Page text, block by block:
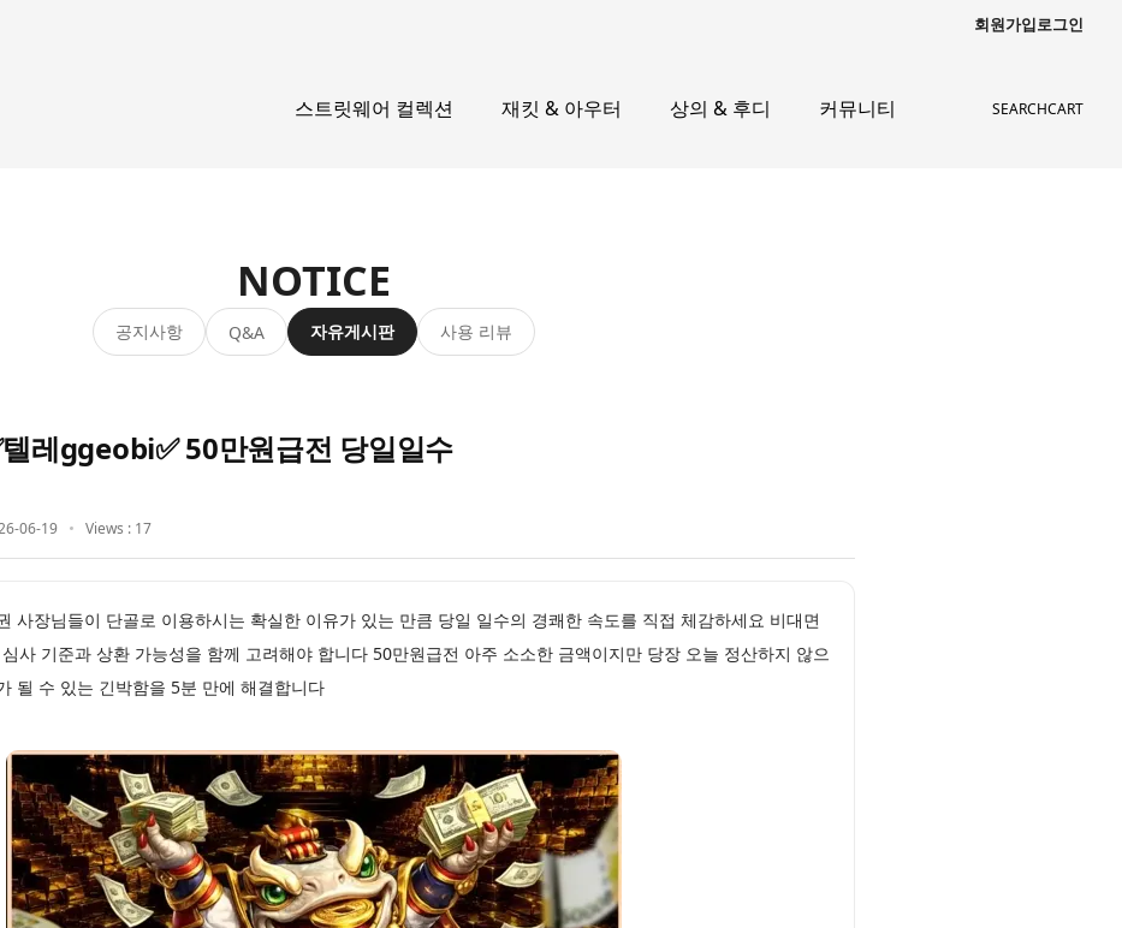
회원가입로그인
스트릿웨어 컬렉션 재킷 & 아우터 상의 & 후디 커뮤니티 SEARCHCART
NOTICE
공지사항 Q&A 자유게시판 사용 리뷰
레ggeobi✅ 50만원급전 당일일수
06-19 Views : 17
사장님들이 단골로 이용하시는 확실한 이유가 있는 만큼 당일 일수의 경쾌한 속도를 직접 체감하세요 비대면
사 기준과 상환 가능성을 함께 고려해야 합니다 50만원급전 아주 소소한 금액이지만 당장 오늘 정산하지 않으
될 수 있는 긴박함을 5분 만에 해결합니다